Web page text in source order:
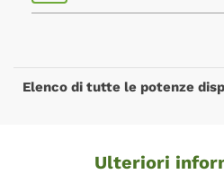
Elenco di tutte le potenze
Ulteriori